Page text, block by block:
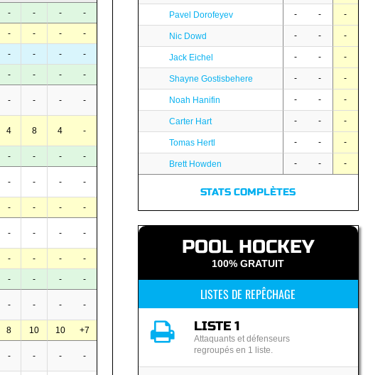
- - - -
- - - -
- - - -
- - - -
- - - -
4 8 4 -
- - - -
- - - -
- - - -
- - - -
- - - -
- - - -
- - - -
8 10 10 +7
- - - -
Pavel Dorofeyev - - -
Nic Dowd - - -
Jack Eichel - - -
Shayne Gostisbehere - - -
Noah Hanifin - - -
Carter Hart - - -
Tomas Hertl - - -
Brett Howden - - -
STATS COMPLÈTES
POOL HOCKEY
100% GRATUIT
LISTES DE REPÊCHAGE
LISTE 1
Attaquants et défenseurs
regroupés en 1 liste.